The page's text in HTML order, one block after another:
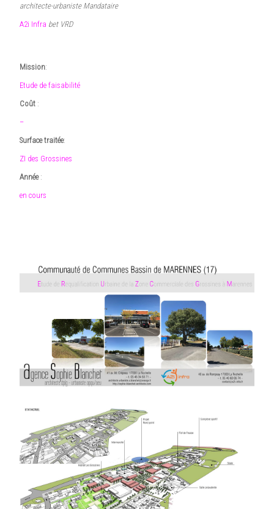
architecte-urbaniste Mandataire
A2i Infra bet VRD
Mission:
Etude de faisabilité
Coût :
–
Surface traitée:
ZI des Grossines
Année :
en cours